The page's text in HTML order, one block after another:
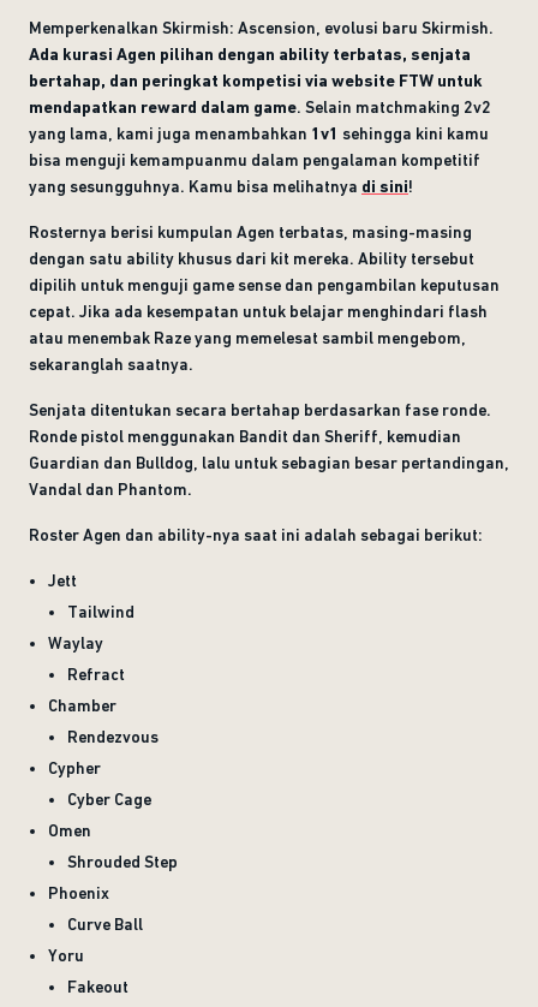
Memperkenalkan Skirmish: Ascension, evolusi baru Skirmish.
Ada kurasi Agen pilihan dengan ability terbatas, senjata
bertahap, dan peringkat kompetisi via website FTW untuk
mendapatkan reward dalam game. Selain matchmaking 2v2
yang lama, kami juga menambahkan 1v1 sehingga kini kamu
bisa menguji kemampuanmu dalam pengalaman kompetitif
yang sesungguhnya. Kamu bisa melihatnya di sini!
Rosternya berisi kumpulan Agen terbatas, masing-masing
dengan satu ability khusus dari kit mereka. Ability tersebut
dipilih untuk menguji game sense dan pengambilan keputusan
cepat. Jika ada kesempatan untuk belajar menghindari flash
atau menembak Raze yang memelesat sambil mengebom,
sekaranglah saatnya.
Senjata ditentukan secara bertahap berdasarkan fase ronde.
Ronde pistol menggunakan Bandit dan Sheriff, kemudian
Guardian dan Bulldog, lalu untuk sebagian besar pertandingan,
Vandal dan Phantom.
Roster Agen dan ability-nya saat ini adalah sebagai berikut:
Jett
Tailwind
Waylay
Refract
Chamber
Rendezvous
Cypher
Cyber Cage
Omen
Shrouded Step
Phoenix
Curve Ball
Yoru
Fakeout